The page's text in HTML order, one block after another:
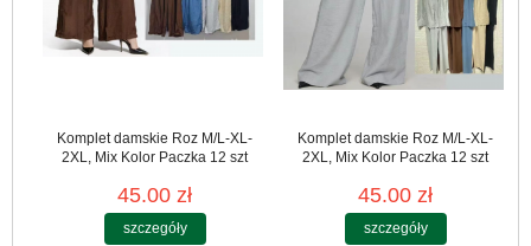
Komplet damskie Roz M/L-XL-
2XL, Mix Kolor Paczka 12 szt
45.00 zł
szczegóły
Komplet damskie Roz M/L-XL-
2XL, Mix Kolor Paczka 12 szt
45.00 zł
szczegóły